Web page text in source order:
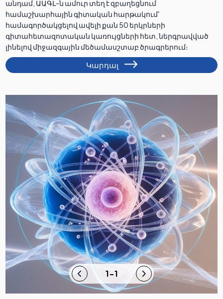
անդամ, ԱԱԳԼ-ն ամուր տեղ է զբաղեցնում
համաշխարհային գիտական հարթակում՝
համագործակցելով ավելի քան 50 երկրների
գիտահետազոտական կառույցների հետ, ներգրավված
լինելով միջազգային մեծամասշտաբ ծրագրերում։
Կարդալ
1-1